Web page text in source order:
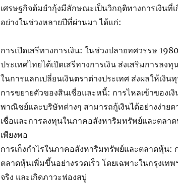
เศรษฐกิจต้มยำกุ้งมีลักษณะเป็นวิกฤติทางการเงินที่
อย่างในช่วงหลายปีที่ผ่านมา ได้แก่:
การเปิดเสรีทางการเงิน: ในช่วงปลายทศวรรษ
ประเทศไทยได้เปิดเสรีทางการเงิน ส่งเสริมการลง
ในการแลกเปลี่ยนเงินตราต่างประเทศ ส่งผลให้เงิ
การขยายตัวของสินเชื่อและหนี้: การไหลเข้าของเ
พาณิชย์และบริษัทต่างๆ สามารถกู้เงินได้อย่างง่าย
เชื่อและการลงทุนในภาคอสังหาริมทรัพย์และตลา
เพียงพอ
การเก็งกำไรในภาคอสังหาริมทรัพย์และตลาดหุ้น:
ตลาดหุ้นเพิ่มขึ้นอย่างรวดเร็ว โดยเฉพาะในกรุงเท
จริง และเกิดภาวะฟองสบู่